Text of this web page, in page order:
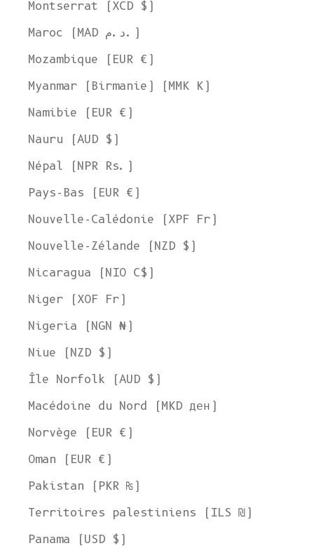
Montserrat (XCD $)
Maroc (MAD د.م.)
Mozambique (EUR €)
Myanmar (Birmanie) (MMK K)
Namibie (EUR €)
Nauru (AUD $)
Népal (NPR Rs.)
Pays-Bas (EUR €)
Nouvelle-Calédonie (XPF Fr)
Nouvelle-Zélande (NZD $)
Nicaragua (NIO C$)
Niger (XOF Fr)
Nigeria (NGN ₦)
Niue (NZD $)
Île Norfolk (AUD $)
Macédoine du Nord (MKD ден)
Norvège (EUR €)
Oman (EUR €)
Pakistan (PKR ₨)
Territoires palestiniens (ILS ₪)
Panama (USD $)